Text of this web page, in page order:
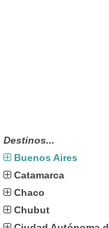
Destinos...
Buenos Aires
Catamarca
Chaco
Chubut